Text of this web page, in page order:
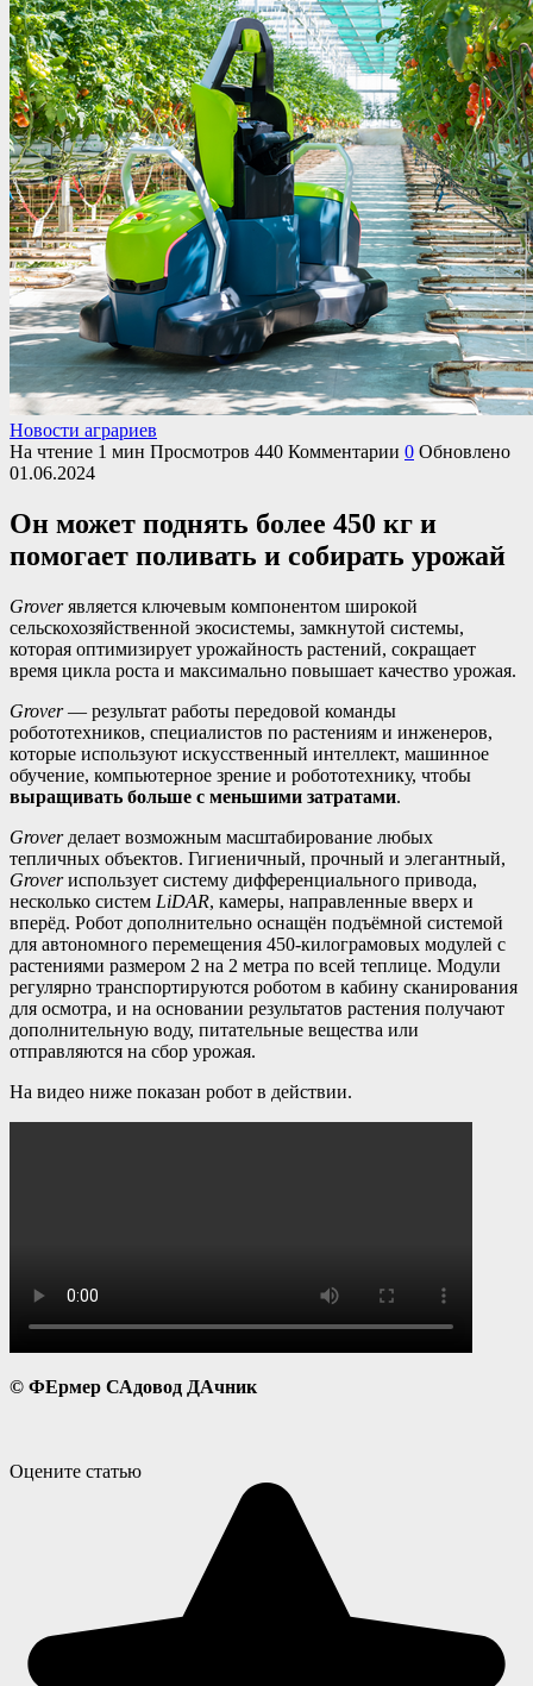
Новости аграриев
На чтение 1 мин Просмотров 440 Комментарии 0 Обновлено
01.06.2024
Он может поднять более 450 кг и
помогает поливать и собирать урожай
Groverявляется ключевым компонентом широкой
сельскохозяйственной экосистемы, замкнутой системы,
которая оптимизирует урожайность растений, сокращает
время цикла роста и максимально повышает качество урожая.
Grover— результат работы передовой команды
робототехников, специалистов по растениям и инженеров,
которые используют искусственный интеллект, машинное
обучение, компьютерное зрение и робототехнику, чтобы
выращивать больше с меньшими затратами.
Groverделает возможным масштабирование любых
тепличных объектов. Гигиеничный, прочный и элегантный,
Groverиспользует систему дифференциального привода,
несколько систем LiDAR, камеры, направленные вверх и
вперёд. Робот дополнительно оснащён подъёмной системой
для автономного перемещения 450-килограмовых модулей с
растениями размером 2 на 2 метра по всей теплице. Модули
регулярно транспортируются роботом в кабину сканирования
для осмотра, и на основании результатов растения получают
дополнительную воду, питательные вещества или
отправляются на сбор урожая.
На видео ниже показан робот в действии.
© ФЕрмер САдовод ДАчник
Оцените статью